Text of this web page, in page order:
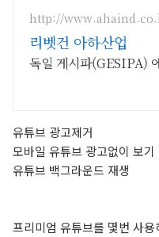
http://
리벳건 아하산업
독일 게시파(GESIPA)
유튜브 광고제거
모바일 유튜브 광고없이 보기
유튜브 백그라운드 재생
프리미엄 유튜브를 몇번 사